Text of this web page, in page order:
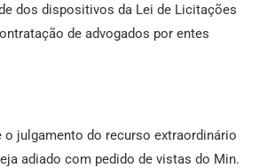
dos dispositivos da Lei de Licitações
de advogados por entes
o julgamento do recurso extraordinário
adiado com pedido de vistas do Min.